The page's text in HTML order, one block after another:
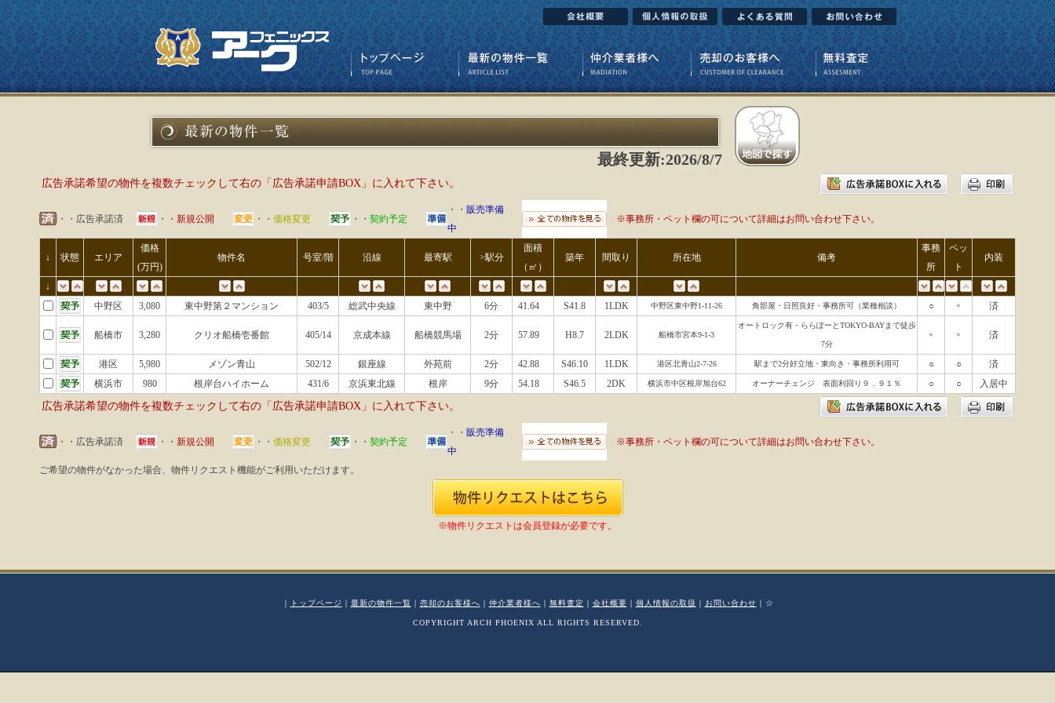
最終更新:2026/8/7
広告承諾希望の物件を複数チェックして右の「広告承諾申請BOX」に入れて下さい。
・・広告承諾済 ・・ 新規公開 ・・ 価格変更 ・・ 契約予定
・・ 販売準備
中
※事務所・ペット欄の可について詳細はお問い合わせ下さい。
↓ 状態 エリア
価格
(万円)
物件名 号室/階 沿線 最寄駅 >駅分
面積
（㎡）
築年 間取り 所在地 備考
事務
所
ペッ
ト
内装
↓
中野区
3,080 東中野第２マンション 403/5 総武中央線 東中野 6分 41.64 S41.8 1LDK 中野区東中野1-11-26 角部屋・日照良好・事務所可（業種相談） ○ × 済
船橋市 3,280 クリオ船橋壱番館 405/14 京成本線 船橋競馬場 2分 57.89 H8.7 2LDK 船橋市宮本9-1-3
オートロック有・ららぽーとTOKYO-BAYまで徒歩
7分
× × 済
港区 5,980 メゾン青山 502/12 銀座線 外苑前 2分 42.88 S46.10 1LDK 港区北青山2-7-26 駅まで2分好立地・東向き・事務所利用可 ○ ○
済
横浜市
980 根岸台ハイホーム 431/6 京浜東北線 根岸 9分 54.18 S46.5 2DK 横浜市中区根岸旭台62 オーナーチェンジ 表面利回り９．９１％ ○ ○ 入居中
広告承諾希望の物件を複数チェックして右の「広告承諾申請BOX」に入れて下さい。
・・広告承諾済 ・・ 新規公開 ・・ 価格変更 ・・ 契約予定
・・ 販売準備
中
※事務所・ペット欄の可について詳細はお問い合わせ下さい。
ご希望の物件がなかった場合、物件リクエスト機能がご利用いただけます。
※物件リクエストは会員登録が必要です。
｜ トップページ ｜ 最新の物件一覧 ｜ 売却のお客様へ ｜ 仲介業者様へ ｜ 無料査定 ｜ 会社概要 ｜ 個人情報の取扱 ｜ お問い合わせ ｜☆
COPYRIGHT ARCH PHOENIX ALL RIGHTS RESERVED.